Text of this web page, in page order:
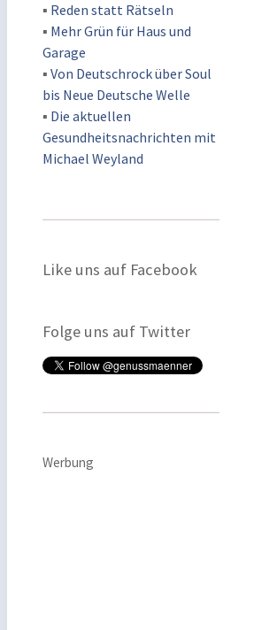
▪ Reden statt Rätseln
▪ Mehr Grün für Haus und
Garage
▪ Von Deutschrock über Soul
bis Neue Deutsche Welle
▪ Die aktuellen
Gesundheitsnachrichten mit
Michael Weyland
Like uns auf Facebook
Folge uns auf Twitter
Werbung